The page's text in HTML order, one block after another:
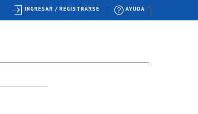
AYUDA
INGRESAR / REGISTRARSE